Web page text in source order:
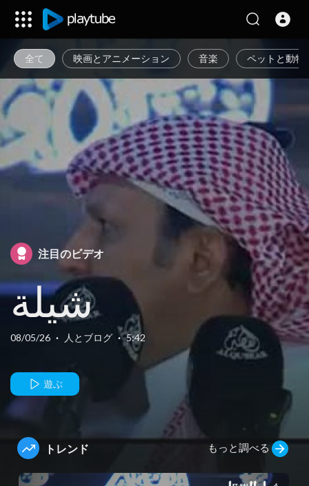
全て 映画とアニメーション 音楽 ペットと動物
注目のビデオ
شيلة
08/05/26 · 人とブログ · 5:42
遊ぶ
トレンド もっと調べる